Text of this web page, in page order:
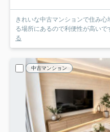
きれいな中古マンションで住み
る場所にあるので利便性が高い
る
中古マンション